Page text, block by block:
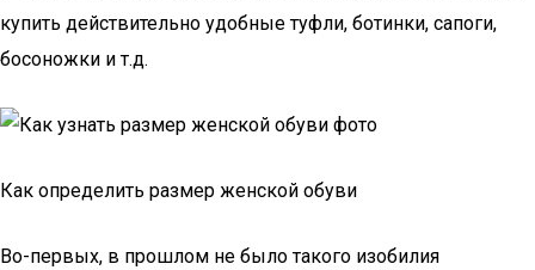
купить действительно удобные туфли, ботинки, сапоги,
босоножки и т.д.
Как определить размер женской обуви
Во-первых, в прошлом не было такого изобилия